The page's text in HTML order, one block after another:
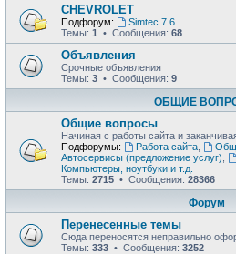
CHEVROLET
Подфорум:
Simtec 7.6
Темы: 1 • Сообщения: 68
Объявления
Срочные объявления
Темы: 3 • Сообщения: 9
ОБЩИЕ
Общие вопросы
Начиная с работы сайта и
Подфорумы:
Работа сайта,
Автосервисы (предложение услуг)
Компьютеры, ноутбуки и т.д.
Темы: 2715 • Сообщения: 28366
Форум
Перенесенные темы
Сюда переносятся неправильно
Темы: 333 • Сообщения: 3252